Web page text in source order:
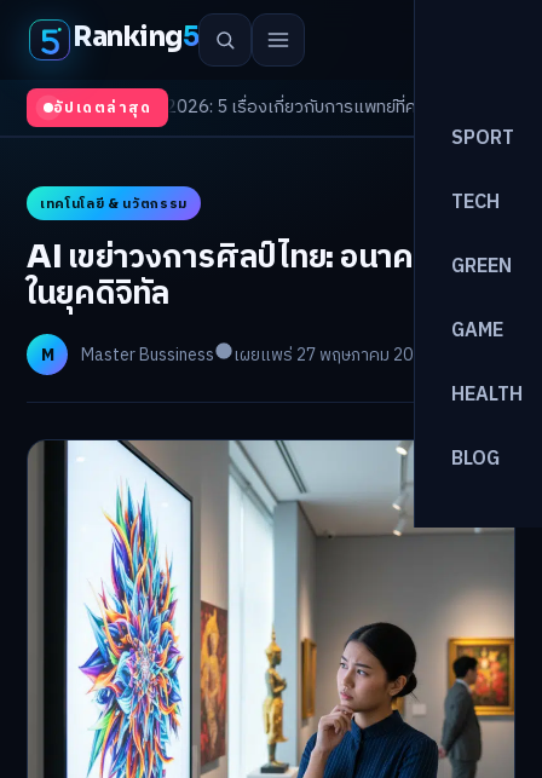
Ranking5
SPORT
TECH
GREEN
GAME
HEALTH
BLOG
อัปเดตล่าสุด
Trends 2026: 5 เรื่องเกี่ยวกับการแพทย์ที่ควรรู้/ดอกเบี้ยขาขึ้นรอบใหม่! จั
เทคโนโลยี & นวัตกรรม
AI เขย่าวงการศิลป์ไทย: อนาคตศิลปิน
ในยุคดิจิทัล
M Master Bussiness เผยแพร่ 27 พฤษภาคม 2026